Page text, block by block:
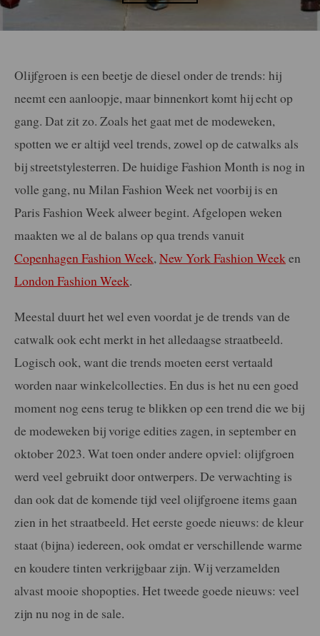
Olijfgroen is een beetje de diesel onder de trends: hij
neemt een aanloopje, maar binnenkort komt hij echt op
gang. Dat zit zo. Zoals het gaat met de modeweken,
spotten we er altijd veel trends, zowel op de catwalks als
bij streetstylesterren. De huidige Fashion Month is nog in
volle gang, nu Milan Fashion Week net voorbij is en
Paris Fashion Week alweer begint. Afgelopen weken
maakten we al de balans op qua trends vanuit
Copenhagen Fashion Week,New York Fashion Weeken
London Fashion Week.
Meestal duurt het wel even voordat je de trends van de
catwalk ook echt merkt in het alledaagse straatbeeld.
Logisch ook, want die trends moeten eerst vertaald
worden naar winkelcollecties. En dus is het nu een goed
moment nog eens terug te blikken op een trend die we bij
de modeweken bij vorige edities zagen, in september en
oktober 2023. Wat toen onder andere opviel: olijfgroen
werd veel gebruikt door ontwerpers. De verwachting is
dan ook dat de komende tijd veel olijfgroene items gaan
zien in het straatbeeld. Het eerste goede nieuws: de kleur
staat (bijna) iedereen, ook omdat er verschillende warme
en koudere tinten verkrijgbaar zijn. Wij verzamelden
alvast mooie shopopties. Het tweede goede nieuws: veel
zijn nu nog in de sale.